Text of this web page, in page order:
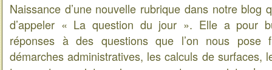
Naissance d’une nouvelle rubrique dans notre blog
d’appeler « La question du jour ». Elle a pour
réponses à des questions que l’on nous pose
démarches administratives, les calculs de surfaces,